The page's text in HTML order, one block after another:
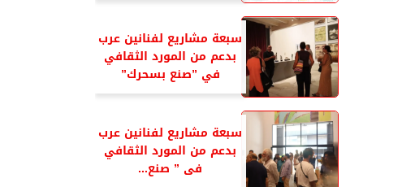
سبعة مشاريع لفنانين عرب
بدعم من المورد الثقافي
في ”صنع بسحرك”
سبعة مشاريع لفنانين عرب
بدعم من المورد الثقافي
فى ” صنع...